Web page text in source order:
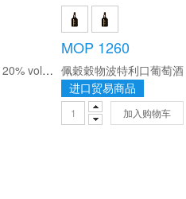
佩穀晚裝瓶波特利口葡萄酒 20% vol. 750ml/瓶
MOP 1260
进口贸易商品
加入购物车